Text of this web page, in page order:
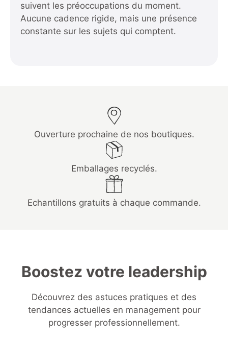
suivent les préoccupations du moment.
Aucune cadence rigide, mais une présence
constante sur les sujets qui comptent.
Ouverture prochaine de nos boutiques.
Emballages recyclés.
Echantillons gratuits à chaque commande.
Boostez votre leadership
Découvrez des astuces pratiques et des
tendances actuelles en management pour
progresser professionnellement.